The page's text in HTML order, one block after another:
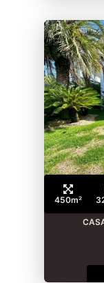
450m²